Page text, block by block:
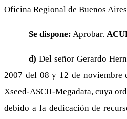
Oficina Regional de Buenos
Se dispone: Aprobar.
d)Del señor Gerardo
2007 del 08 y 12 de noviembre
Xseed-ASCII-Megadata, cuya
debido a la dedicación de